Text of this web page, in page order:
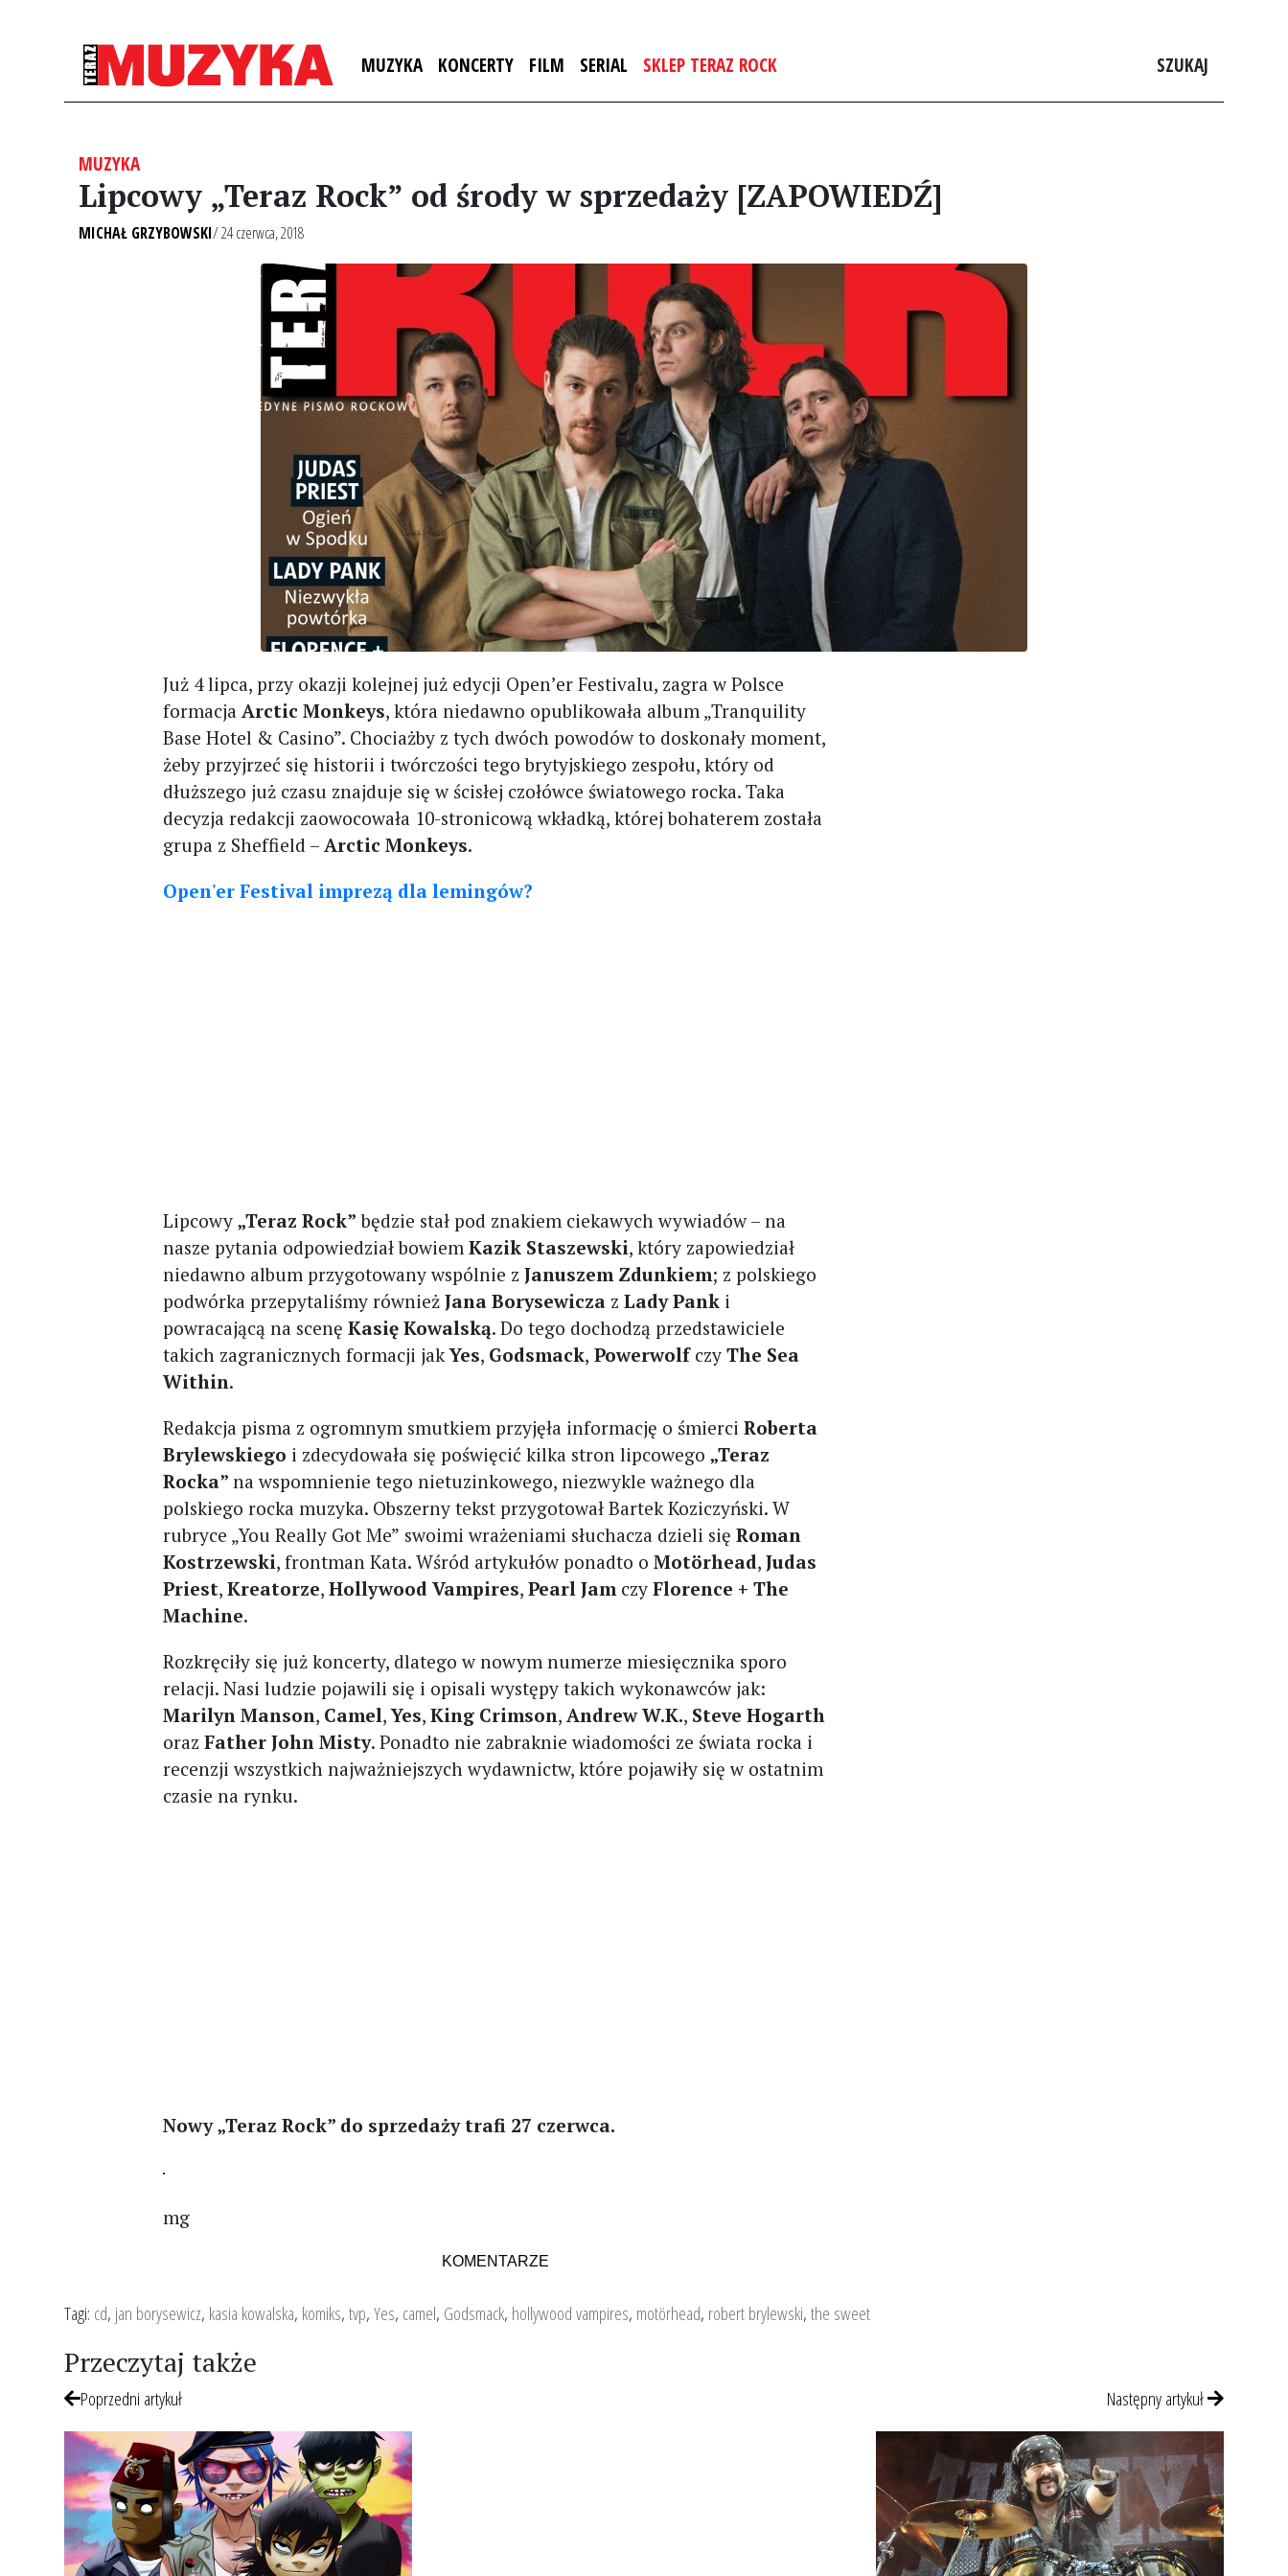
MUZYKA KONCERTY FILM SERIAL SKLEP TERAZ ROCK SZUKAJ
MUZYKA
Lipcowy „Teraz Rock” od środy w sprzedaży [ZAPOWIEDŹ]
MICHAŁ GRZYBOWSKI/ 24 czerwca, 2018
Już 4 lipca, przy okazji kolejnej już edycji Open’er Festivalu, zagra w Polsce
formacjaArctic Monkeys, która niedawno opublikowała album „Tranquility
Base Hotel & Casino”. Chociażby z tych dwóch powodów to doskonały moment,
żeby przyjrzeć się historii i twórczości tego brytyjskiego zespołu, który od
dłuższego już czasu znajduje się w ścisłej czołówce światowego rocka. Taka
decyzja redakcji zaowocowała 10-stronicową wkładką, której bohaterem została
grupa z Sheffield –Arctic Monkeys.
Open'er Festival imprezą dla lemingów?
Lipcowy „Teraz Rock” będzie stał pod znakiem ciekawych wywiadów – na
nasze pytania odpowiedział bowiemKazik Staszewski, który zapowiedział
niedawno album przygotowany wspólnie z Januszem Zdunkiem; z polskiego
podwórka przepytaliśmy równieżJana Borysewicza z Lady Pank i
powracającą na scenęKasię Kowalską. Do tego dochodzą przedstawiciele
takich zagranicznych formacji jakYes, Godsmack, Powerwolf czyThe Sea
Within.
Redakcja pisma z ogromnym smutkiem przyjęła informację o śmierciRoberta
Brylewskiego i zdecydowała się poświęcić kilka stron lipcowego „Teraz
Rocka”na wspomnienie tego nietuzinkowego, niezwykle ważnego dla
polskiego rocka muzyka. Obszerny tekst przygotował Bartek Koziczyński. W
rubryce „You Really Got Me” swoimi wrażeniami słuchacza dzieli sięRoman
Kostrzewski, frontman Kata. Wśród artykułów ponadto oMotörhead,Judas
Priest,Kreatorze,Hollywood Vampires,Pearl JamczyFlorence + The
Machine.
Rozkręciły się już koncerty, dlatego w nowym numerze miesięcznika sporo
relacji. Nasi ludzie pojawili się i opisali występy takich wykonawców jak:
Marilyn Manson, Camel,Yes,King Crimson,Andrew W.K., Steve Hogarth
orazFather John Misty. Ponadto nie zabraknie wiadomości ze świata rocka i
recenzji wszystkich najważniejszych wydawnictw, które pojawiły się w ostatnim
czasie na rynku.
Nowy „Teraz Rock” do sprzedaży trafi 27 czerwca.
mg
KOMENTARZE
Tagi: cd, jan borysewicz, kasia kowalska, komiks,tvp,Yes, camel, Godsmack, hollywood vampires, motörhead, robert brylewski,the sweet
Przeczytaj także
Poprzedni artykuł Następny artykuł